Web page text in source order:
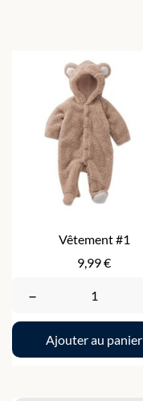
Vêtement #1
Prix
9,99 €
–
Ajouter au panier